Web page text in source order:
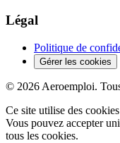
Légal
Politique de
Gérer les cookies
© 2026 Aeroemploi.
Ce site utilise des
Vous pouvez accepter
tous les cookies.